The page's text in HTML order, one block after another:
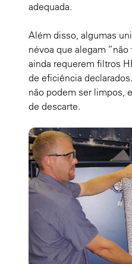
adequada.
Além disso, algumas
névoa que alegam
ainda requerem filtros
de eficiência
não podem ser limpos,
de descarte.